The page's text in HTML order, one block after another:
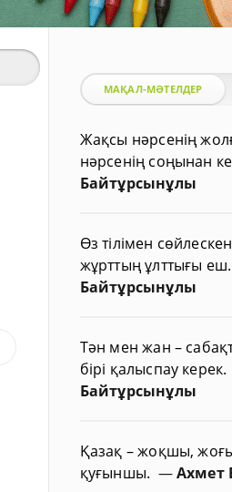
МАҚАЛ-МӘТЕЛДЕР
Жақсы нәрсенің
нәрсенің соңынан
Байтұрсынұлы
Өз тілімен
жұрттың ұлттығы
Байтұрсынұлы
Тән мен жан –
бірі қалыспау керек.
Байтұрсынұлы
Қазақ – жоқшы,
қуғыншы. —Ахмет